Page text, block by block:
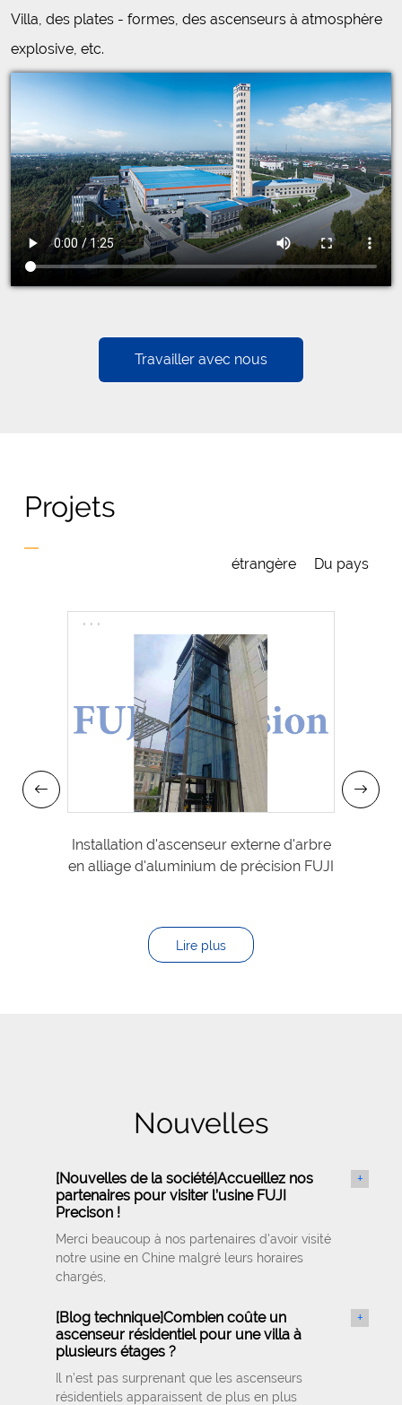
Villa, des plates - formes, des ascenseurs à atmosphère
explosive, etc.
Travailler avec nous
Projets
étrangère Du pays
Installation d'ascenseur externe d'arbre
en alliage d'aluminium de précision FUJI
Lire plus
Nouvelles
[Nouvelles de la société]Accueillez nos
partenaires pour visiter l’usine FUJI
Precison !
Merci beaucoup à nos partenaires d'avoir visité
notre usine en Chine malgré leurs horaires
chargés,
+
[Blog technique]Combien coûte un
ascenseur résidentiel pour une villa à
plusieurs étages ?
Il n’est pas surprenant que les ascenseurs
résidentiels apparaissent de plus en plus
+